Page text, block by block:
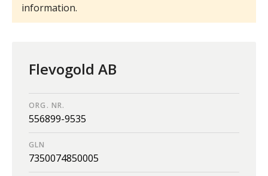
information.
Flevogold AB
ORG. NR.
556899-9535
GLN
7350074850005